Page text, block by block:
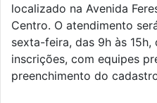
localizado na Avenida
Centro. O atendimento
sexta-feira, das 9h às
inscrições, com equipes
preenchimento do